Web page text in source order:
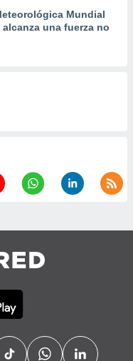
Mundial
una fuerza no